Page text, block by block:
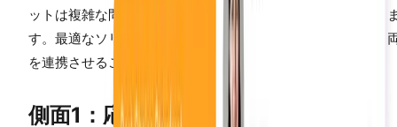
ットは複雑な問題解決とピーク時の顧客満足度で優位に立ち
す。最適なソリューションはどちらかを選ぶことではなく、
を連携させることです。
側面1：応答時間と可用性